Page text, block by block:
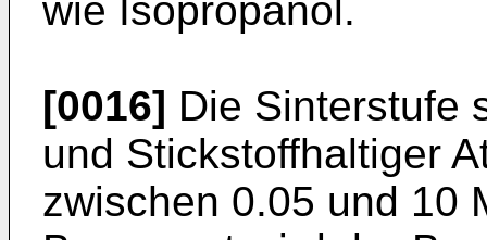
wie Isopropanol.
[0016] Die Sinterstufe
und Stickstoffhaltiger
zwischen 0.05 und 10